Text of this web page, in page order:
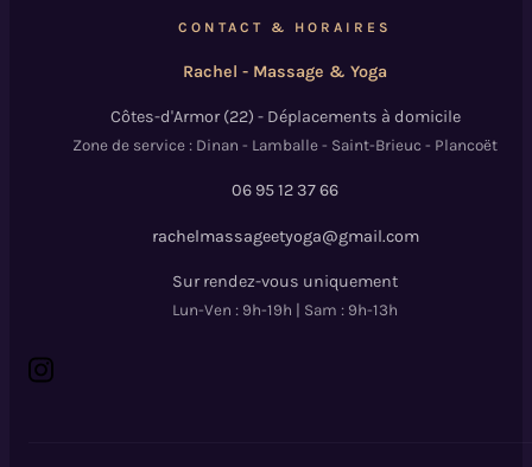
CONTACT & HORAIRES
Rachel - Massage & Yoga
Côtes-d'Armor (22) - Déplacements à domicile
Zone de service : Dinan - Lamballe - Saint-Brieuc - Plancoët
06 95 12 37 66
rachelmassageetyoga@gmail.com
Sur rendez-vous uniquement
Lun-Ven : 9h-19h | Sam : 9h-13h